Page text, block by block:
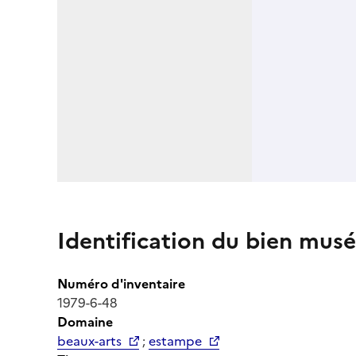
Identification du bien
Numéro d'inventaire
1979-6-48
Domaine
beaux-arts
;estampe